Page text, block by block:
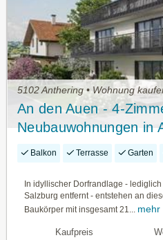
5102 Anthering • Wohnung
An den Auen - 4-
Neubauwohnungen in
Salzburg
Balkon Terrasse Garten
In idyllischer Dorfrandlage -
Salzburg entfernt - entstehen an
Baukörper mit insgesamt 21... mehr
Kaufpreis